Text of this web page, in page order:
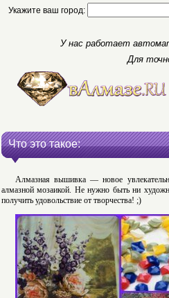
Укажите ваш город:
У нас работает
Для
Что это такое:
Алмазная вышивка — новое
алмазной мозаикой. Не нужно быть ни
получить удовольствие от творчества! ;)